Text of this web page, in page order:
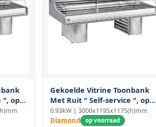
", op
Gekoelde Vitrine Toonbank
Met Ruit " Self-service ", op
Sokkels
0.93kW | 3000x1195x1175(h)mm
Diamond op voorraad